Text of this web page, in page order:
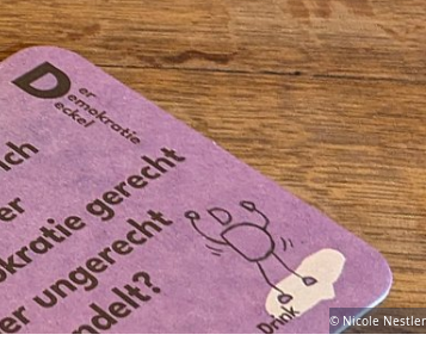
© Nicole Nestler